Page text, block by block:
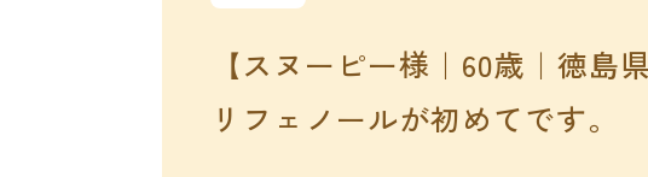
【スヌーピー様｜60歳｜徳
リフェノールが初めてです。